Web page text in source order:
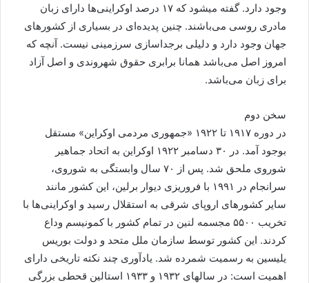
وجود دارد. گفته میشود که ۱۷ درصد اوکراینی‌ها دارای زبان
مادری روسی می‌باشند. چنین پدیده‌ای در بسیاری از کشورهای
جهان وجود دارد و دلیلی برجداسازی سرزمینی نیست. آنچه که
امروز اصل می‌باشد همانا برابری حقوق شهروندی و اصل آزاد
برای زبان می‌باشد.
سخن دوم
در دوره ۱۹۱۷ تا ۱۹۲۲ «جمهوری مردمی اوکراین» مستقل
بوجود آمد. در ۳۰ دسامبر ۱۹۲۲ اوکراین به اتحاد جماهیر
شوروی ملحق شد. پس از ۷۰ سال وابستگی به شوروی،
سرانجام در ۱۹۹۱ با فروریزی دیوار برلین، این کشور مانند
سایر کشورهای اروپای شرقی به استقلال رسید و اوکراینی‌ها با
تخریب ۵۵۰۰ مجسمه لنین در تمام کشور با کمونیسم وداع
کردند. این کشور توسط سازمان ملل متحد و دولت بوریس
یلیسین به رسمیت شمرده شد. یادآوری چند نکته تاریخی دارای
اهمیت است: در سالهای ۱۹۳۲ و ۱۹۳۳ استالین قحطی بزرگی